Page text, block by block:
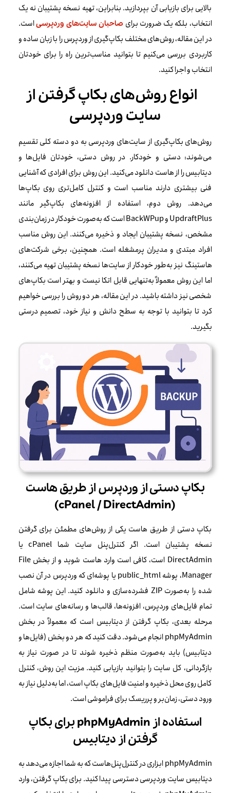
بالایی برای بازیابی آن بپردازید. بنابراین، تهیه نسخه پشتیبان نه یک
انتخاب، بلکه یک ضرورت برای صاحبان سایت‌های وردپرسیاست.
در این مقاله، روش‌های مختلف بکاپ‌گیری از وردپرس را با زبان ساده و
کاربردی بررسی می‌کنیم تا بتوانید مناسب‌ترین راه را برای خودتان
انتخاب و اجرا کنید.
انواع روش‌های بکاپ گرفتن از
سایت وردپرسی
روش‌های بکاپ‌گیری از سایت‌های وردپرسی به دو دسته کلی تقسیم
می‌شوند: دستی و خودکار. در روش دستی، خودتان فایل‌ها و
دیتابیس را از هاست دانلود می‌کنید. این روش برای افرادی که آشنایی
فنی بیشتری دارند مناسب است و کنترل کامل‌تری روی بکاپ‌ها
می‌دهد. روش دوم، استفاده از افزونه‌های بکاپ‌گیر مانند
UpdraftPlus و BackWPup است که به‌صورت خودکار در زمان‌بندی
مشخص، نسخه پشتیبان ایجاد و ذخیره می‌کنند. این روش مناسب
افراد مبتدی و مدیران پرمشغله است. همچنین، برخی شرکت‌های
هاستینگ نیز به‌طور خودکار از سایت‌ها نسخه پشتیبان تهیه می‌کنند،
اما این روش معمولاً به‌تنهایی قابل اتکا نیست و بهتر است بکاپ‌های
شخصی نیز داشته باشید. در این مقاله، هر دو روش را بررسی خواهیم
کرد تا بتوانید با توجه به سطح دانش و نیاز خود، تصمیم درستی
بگیرید.
بکاپ دستی از وردپرس از طریق هاست
(cPanel / DirectAdmin)
بکاپ دستی از طریق هاست یکی از روش‌های مطمئن برای گرفتن
نسخه پشتیبان است. اگر کنترل‌پنل سایت شما cPanel یا
DirectAdmin است، کافی است وارد هاست شوید و از بخش File
Manager، پوشه public_html یا پوشه‌ای که وردپرس در آن نصب
شده را به‌صورت ZIP فشرده‌سازی و دانلود کنید. این پوشه شامل
تمام فایل‌های وردپرس، افزونه‌ها، قالب‌ها و رسانه‌های سایت است.
مرحله بعدی، بکاپ گرفتن از دیتابیس است که معمولاً در بخش
phpMyAdmin انجام می‌شود. دقت کنید که هر دو بخش (فایل‌ها و
دیتابیس) باید به‌صورت منظم ذخیره شوند تا در صورت نیاز به
بازگردانی، کل سایت را بتوانید بازیابی کنید. مزیت این روش، کنترل
کامل روی محل ذخیره و امنیت فایل‌های بکاپ است، اما به‌دلیل نیاز به
ورود دستی، زمان‌بر و پرریسک برای فراموشی است.
استفاده از phpMyAdmin برای بکاپ
گرفتن از دیتابیس
phpMyAdmin ابزاری در کنترل‌پنل‌هاست که به شما اجازه می‌دهد به
دیتابیس سایت وردپرسی دسترسی پیدا کنید. برای بکاپ گرفتن، وارد